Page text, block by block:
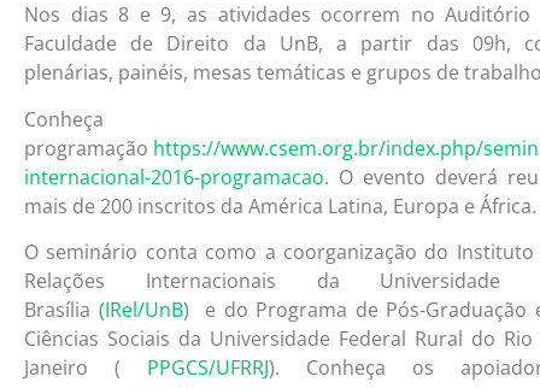
Nos dias 8 e 9, as atividades ocorrem no Auditório
Faculdade de Direito da UnB, a partir das 09h,
plenárias, painéis, mesas temáticas e grupos de
Conheça
programação https://www.csem.org.br/index.php/
internacional-2016-programacao. O evento deverá
mais de 200 inscritos da América Latina, Europa e África.
O seminário conta como a coorganização do Instituto
Relações Internacionais da Universidade
Brasília (IRel/UnB) e do Programa de Pós-Graduação
Ciências Sociais da Universidade Federal Rural do Rio
Janeiro ( PPGCS/UFRRJ). Conheça os